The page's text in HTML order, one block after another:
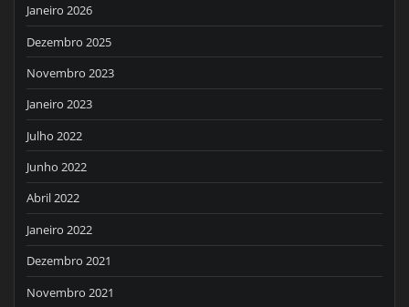
Janeiro 2026
Dezembro 2025
Novembro 2023
Janeiro 2023
Julho 2022
Junho 2022
Abril 2022
Janeiro 2022
Dezembro 2021
Novembro 2021